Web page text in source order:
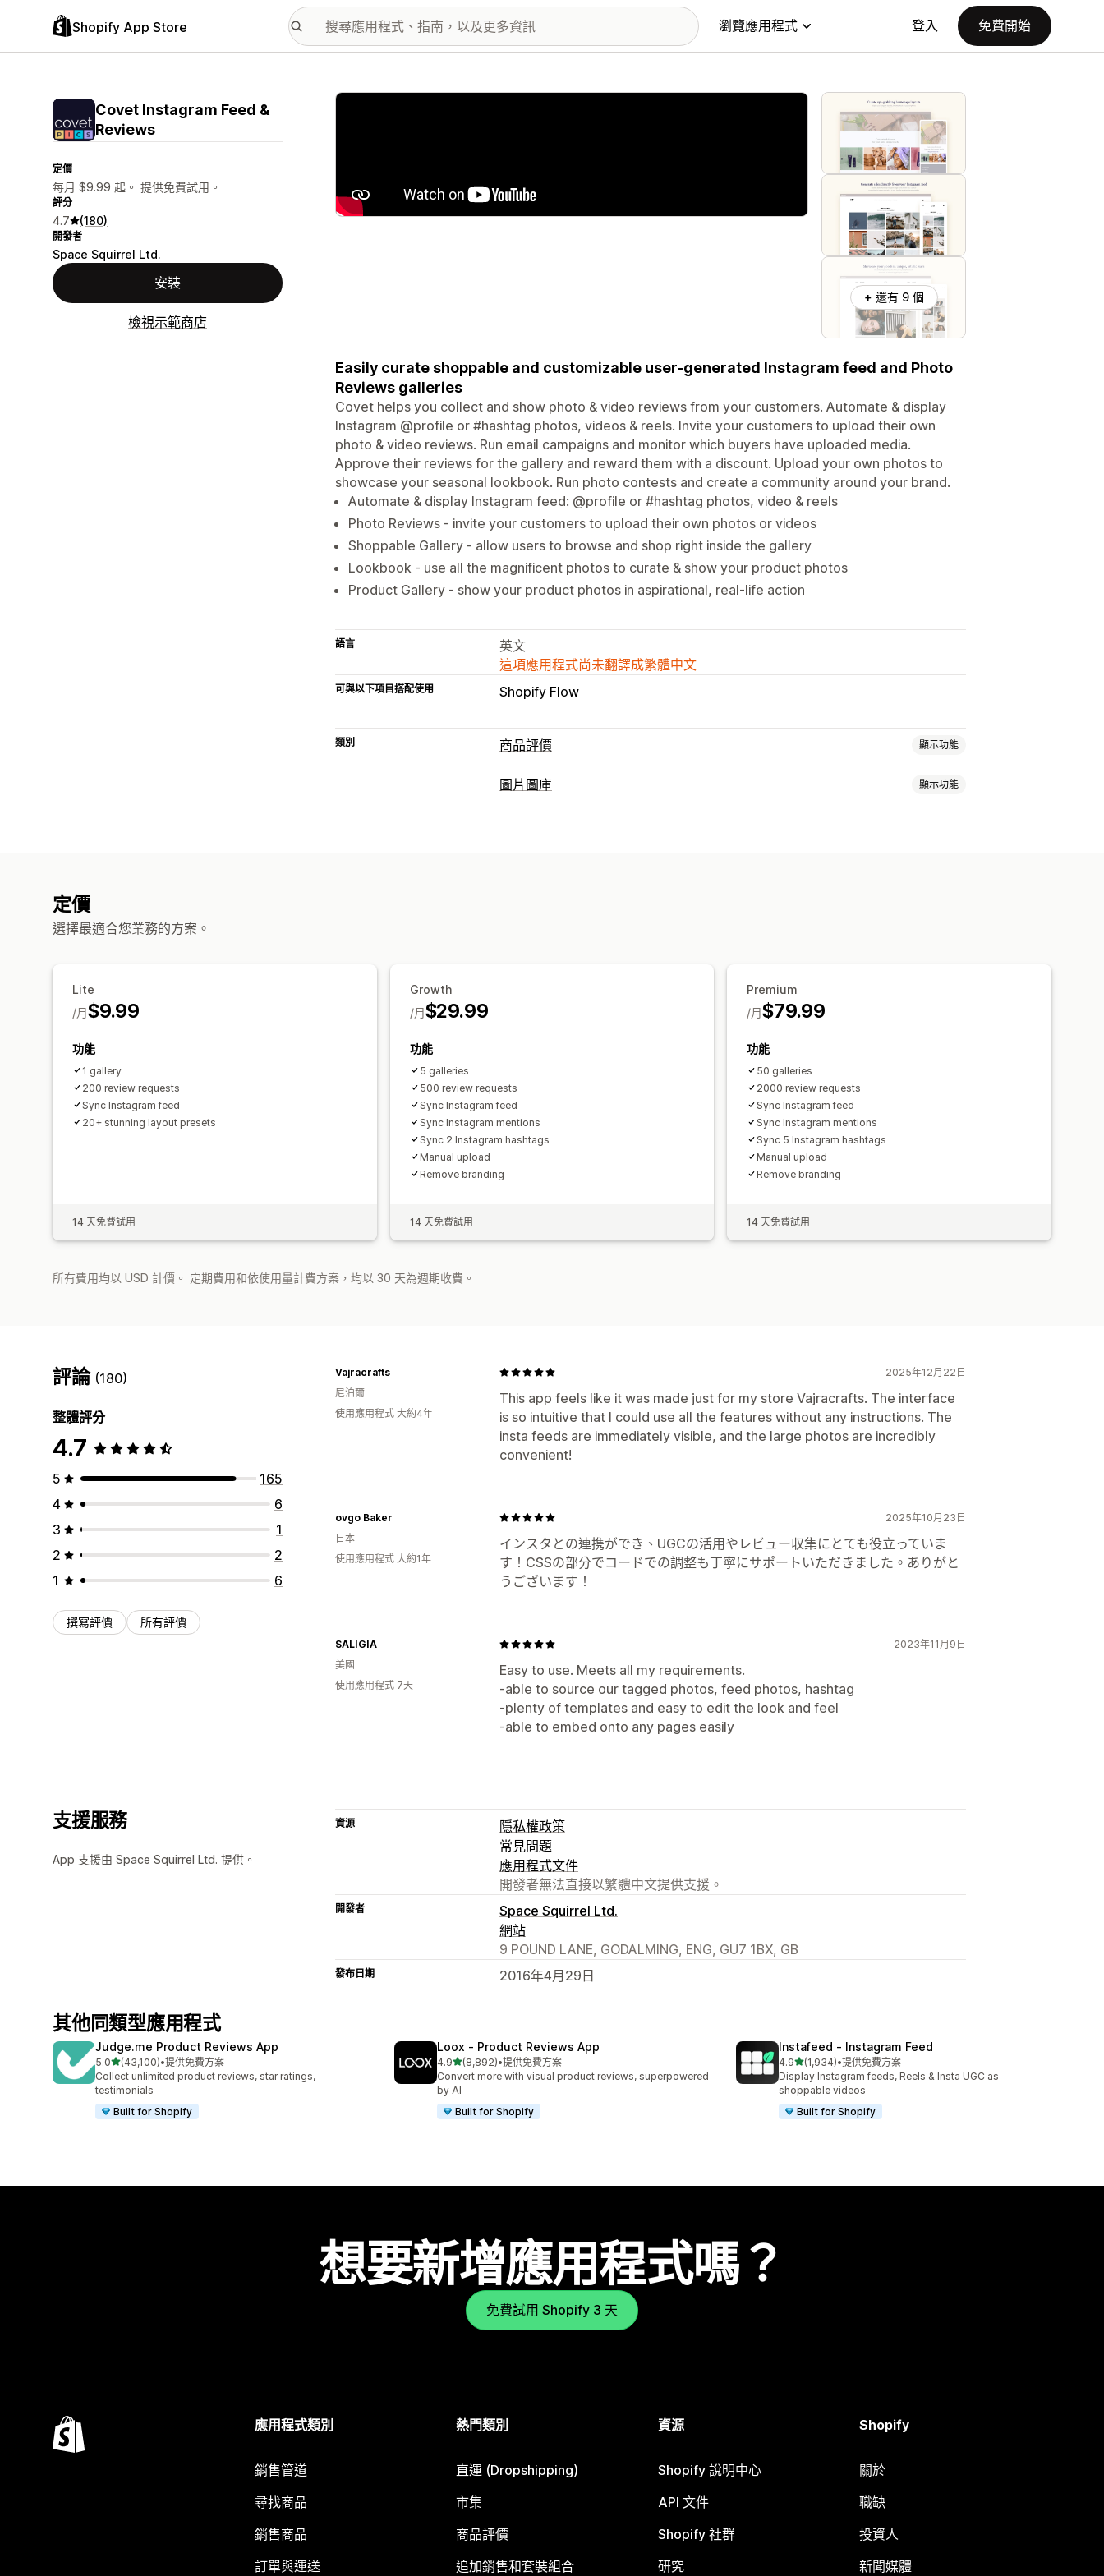
Shopify App Store 瀏覽應用程式 登入 免費開始
Covet Instagram Feed &
Reviews
定價
每月 $9.99 起。 提供免費試用。
評分
4.7 (180)
開發者
Space Squirrel Ltd.
安裝
檢視示範商店
主要圖片圖庫
+ 還有 9 個
Easily curate shoppable and customizable user-generated Instagram feed and Photo
Reviews galleries
Covet helps you collect and show photo & video reviews from your customers. Automate & display
Instagram @profile or #hashtag photos, videos & reels. Invite your customers to upload their own
photo & video reviews. Run email campaigns and monitor which buyers have uploaded media.
Approve their reviews for the gallery and reward them with a discount. Upload your own photos to
showcase your seasonal lookbook. Run photo contests and create a community around your brand.
Automate & display Instagram feed: @profile or #hashtag photos, video & reels
Photo Reviews - invite your customers to upload their own photos or videos
Shoppable Gallery - allow users to browse and shop right inside the gallery
Lookbook - use all the magnificent photos to curate & show your product photos
Product Gallery - show your product photos in aspirational, real-life action
語言
英文
這項應用程式尚未翻譯成繁體中文
可與以下項目搭配使用 Shopify Flow
類別 商品評價 顯示功能
顯示選項
圖片圖庫 顯示功能
定價
選擇最適合您業務的方案。
Lite
$9.99
/月
功能
1 gallery
200 review requests
Sync Instagram feed
20+ stunning layout presets
14 天免費試用
Growth
$29.99
/月
功能
5 galleries
500 review requests
Sync Instagram feed
Sync Instagram mentions
Sync 2 Instagram hashtags
Manual upload
Remove branding
14 天免費試用
Premium
$79.99
/月
功能
50 galleries
2000 review requests
Sync Instagram feed
Sync Instagram mentions
Sync 5 Instagram hashtags
Manual upload
Remove branding
14 天免費試用
所有費用均以 USD 計價。 定期費用和依使用量計費方案，均以 30 天為週期收費。
評論 (180)
整體評分
4.7
5
165
4
6
3
1
2
2
1
6
撰寫評價 所有評價
2025年12月22日
This app feels like it was made just for my store Vajracrafts. The interface
is so intuitive that I could use all the features without any instructions. The
insta feeds are immediately visible, and the large photos are incredibly
convenient!
Vajracrafts
尼泊爾
使用應用程式 大約4年
2025年10月23日
インスタとの連携ができ、UGCの活用やレビュー収集にとても役立っていま
す！CSSの部分でコードでの調整も丁寧にサポートいただきました。ありがと
うございます！
ovgo Baker
日本
使用應用程式 大約1年
2023年11月9日
Easy to use. Meets all my requirements.
-able to source our tagged photos, feed photos, hashtag
-plenty of templates and easy to edit the look and feel
-able to embed onto any pages easily
SALIGIA
美國
使用應用程式 7天
支援服務
App 支援由 Space Squirrel Ltd. 提供。
資源
隱私權政策
常見問題
應用程式文件
開發者無法直接以繁體中文提供支援。
開發者
Space Squirrel Ltd.
網站
9 POUND LANE, GODALMING, ENG, GU7 1BX, GB
發布日期 2016年4月29日
其他同類型應用程式
Judge.me Product Reviews App
5.0滿分 5 顆星
(43,100)
共有 43100 則評價
•提供免費方案
Collect unlimited product reviews, star ratings,
testimonials
Built for Shopify
Loox ‑ Product Reviews App
4.9滿分 5 顆星
(8,892)
共有 8892 則評價
•提供免費方案
Convert more with visual product reviews, superpowered
by AI
Built for Shopify
Instafeed ‑ Instagram Feed
4.9滿分 5 顆星
(1,934)
共有 1934 則評價
•提供免費方案
Display Instagram feeds, Reels & Insta UGC as
shoppable videos
Built for Shopify
想要新增應用程式嗎？
免費試用 Shopify 3 天
應用程式類別
銷售管道
尋找商品
銷售商品
訂單與運送
熱門類別
直運 (Dropshipping)
市集
商品評價
追加銷售和套裝組合
資源
Shopify 說明中心
API 文件
Shopify 社群
研究
Shopify
關於
職缺
投資人
新聞媒體